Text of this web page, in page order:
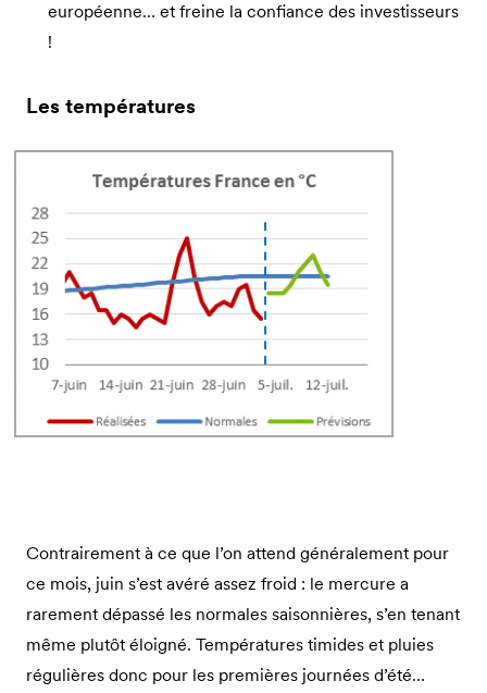
européenne… et freine la confiance des investisseurs
!
Les températures
Contrairement à ce que l’on attend généralement pour
ce mois, juin s’est avéré assez froid : le mercure a
rarement dépassé les normales saisonnières, s’en tenant
même plutôt éloigné. Températures timides et pluies
régulières donc pour les premières journées d’été…